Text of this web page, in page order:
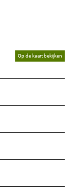
Op de kaart bekijken